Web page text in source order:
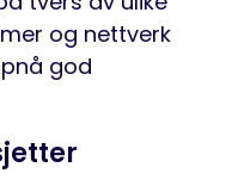
og nettverk
god